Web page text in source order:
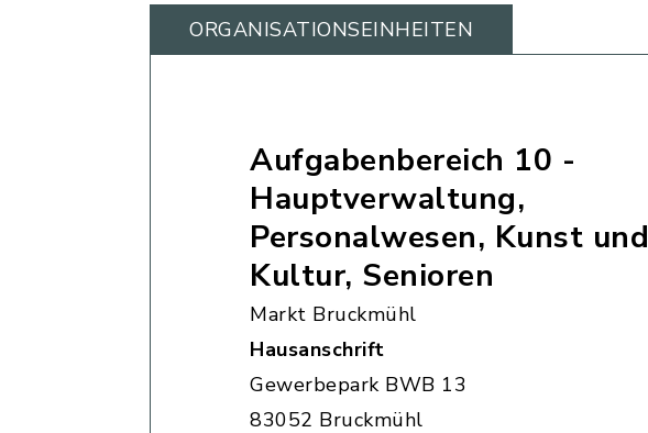
ORGANISATIONS­EINHEITEN
Aufgabenbereich 10 -
Hauptverwaltung,
Personalwesen, Kunst und
Kultur, Senioren
Markt Bruckmühl
Hausanschrift
Gewerbepark BWB 13
83052 Bruckmühl